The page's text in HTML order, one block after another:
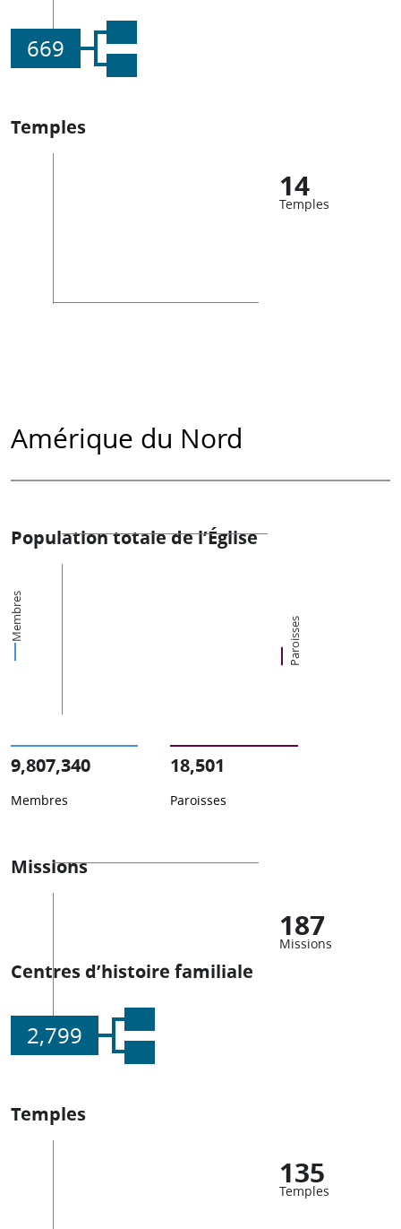
669
Temples
14
Temples
Amérique du Nord
Population totale de l’Église
Membres Paroisses
9,807,340
Membres
18,501
Paroisses
Missions
187
Missions
Centres d’histoire familiale
2,799
Temples
135
Temples